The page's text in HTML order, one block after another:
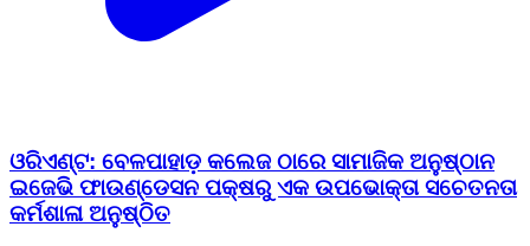
ଓରିଏଣ୍ଟ: ବେଳପାହାଡ଼ କଲେଜ ଠାରେ ସାମାଜିକ ଅନୁଷ୍ଠାନ
ଇଜେଭି ଫାଉଣ୍ଡେସନ ପକ୍ଷରୁ ଏକ ଉପଭୋକ୍ତା ସଚେତନତା
କର୍ମଶାଳା ଅନୁଷ୍ଠିତ